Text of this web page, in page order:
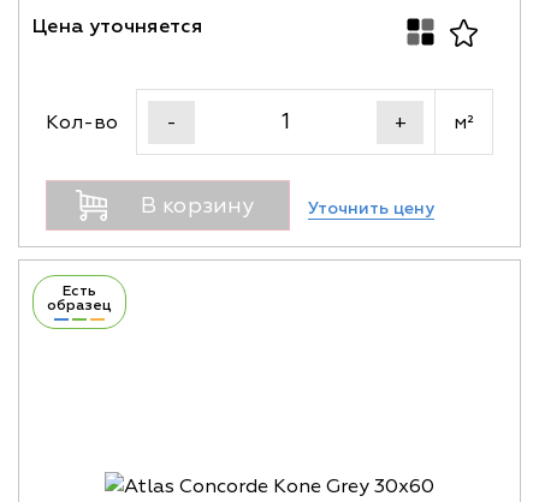
Цена уточняется
Кол-во - + м²
В корзину Уточнить цену
Есть
образец